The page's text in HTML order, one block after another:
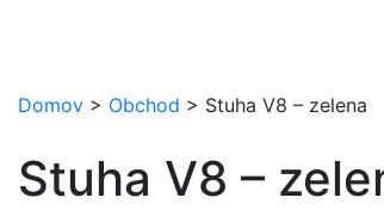
Domov > Obchod > Stuha V8 – zelena
Stuha V8 –